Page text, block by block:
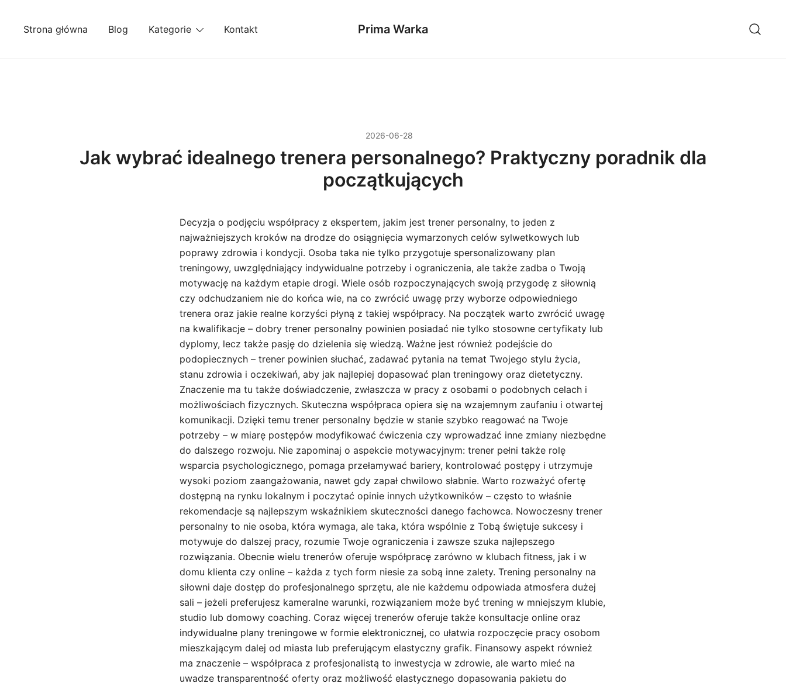
Strona główna Blog Kategorie Kontakt Prima Warka
2026-06-28
Jak wybrać idealnego trenera personalnego? Praktyczny poradnik dla
początkujących
Decyzja o podjęciu współpracy z ekspertem, jakim jest trener personalny, to jeden z
najważniejszych kroków na drodze do osiągnięcia wymarzonych celów sylwetkowych lub
poprawy zdrowia i kondycji. Osoba taka nie tylko przygotuje spersonalizowany plan
treningowy, uwzględniający indywidualne potrzeby i ograniczenia, ale także zadba o Twoją
motywację na każdym etapie drogi. Wiele osób rozpoczynających swoją przygodę z siłownią
czy odchudzaniem nie do końca wie, na co zwrócić uwagę przy wyborze odpowiedniego
trenera oraz jakie realne korzyści płyną z takiej współpracy. Na początek warto zwrócić uwagę
na kwalifikacje – dobry trener personalny powinien posiadać nie tylko stosowne certyfikaty lub
dyplomy, lecz także pasję do dzielenia się wiedzą. Ważne jest również podejście do
podopiecznych – trener powinien słuchać, zadawać pytania na temat Twojego stylu życia,
stanu zdrowia i oczekiwań, aby jak najlepiej dopasować plan treningowy oraz dietetyczny.
Znaczenie ma tu także doświadczenie, zwłaszcza w pracy z osobami o podobnych celach i
możliwościach fizycznych. Skuteczna współpraca opiera się na wzajemnym zaufaniu i otwartej
komunikacji. Dzięki temu trener personalny będzie w stanie szybko reagować na Twoje
potrzeby – w miarę postępów modyfikować ćwiczenia czy wprowadzać inne zmiany niezbędne
do dalszego rozwoju. Nie zapominaj o aspekcie motywacyjnym: trener pełni także rolę
wsparcia psychologicznego, pomaga przełamywać bariery, kontrolować postępy i utrzymuje
wysoki poziom zaangażowania, nawet gdy zapał chwilowo słabnie. Warto rozważyć ofertę
dostępną na rynku lokalnym i poczytać opinie innych użytkowników – często to właśnie
rekomendacje są najlepszym wskaźnikiem skuteczności danego fachowca. Nowoczesny trener
personalny to nie osoba, która wymaga, ale taka, która wspólnie z Tobą świętuje sukcesy i
motywuje do dalszej pracy, rozumie Twoje ograniczenia i zawsze szuka najlepszego
rozwiązania. Obecnie wielu trenerów oferuje współpracę zarówno w klubach fitness, jak i w
domu klienta czy online – każda z tych form niesie za sobą inne zalety. Trening personalny na
siłowni daje dostęp do profesjonalnego sprzętu, ale nie każdemu odpowiada atmosfera dużej
sali – jeżeli preferujesz kameralne warunki, rozwiązaniem może być trening w mniejszym klubie,
studio lub domowy coaching. Coraz więcej trenerów oferuje także konsultacje online oraz
indywidualne plany treningowe w formie elektronicznej, co ułatwia rozpoczęcie pracy osobom
mieszkającym dalej od miasta lub preferującym elastyczny grafik. Finansowy aspekt również
ma znaczenie – współpraca z profesjonalistą to inwestycja w zdrowie, ale warto mieć na
uwadze transparentność oferty oraz możliwość elastycznego dopasowania pakietu do